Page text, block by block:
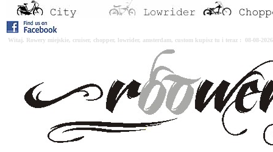
Witaj. Rowery miejskie, cruiser, chopper, lowrider, amsterdam, custom kupisz tu i teraz : 08-08-